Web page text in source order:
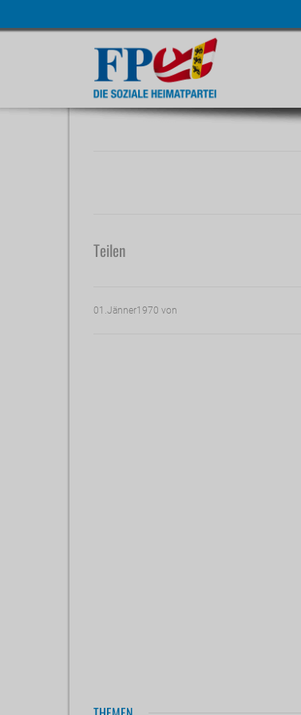
Teilen
01.Jänner1970 von